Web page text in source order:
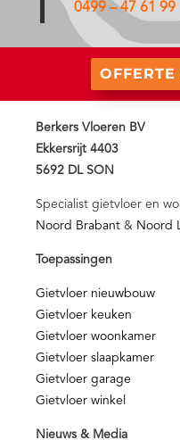
0499 – 47 61 99
Berkers Vloeren BV
Ekkersrijt 4403
5692 DL SON
Specialist gietvloer en
Noord Brabant & Noord
Toepassingen
Gietvloer nieuwbouw
Gietvloer keuken
Gietvloer woonkamer
Gietvloer slaapkamer
Gietvloer garage
Gietvloer winkel
Nieuws & Media